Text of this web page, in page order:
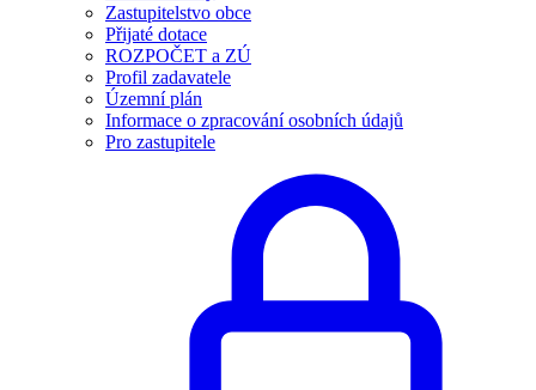
Zastupitelstvo obce
Přijaté dotace
ROZPOČET a ZÚ
Profil zadavatele
Územní plán
Informace o zpracování osobních údajů
Pro zastupitele